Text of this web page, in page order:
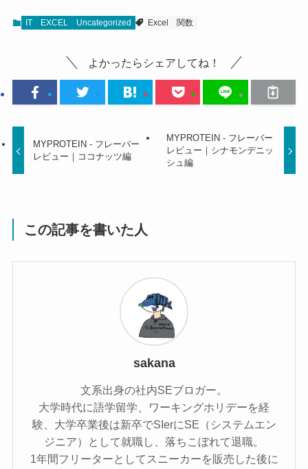
IT EXCEL Uncategorized Excel 関数
よかったらシェアしてね！
MYPROTEIN - フレーバー
レビュー｜ココナッツ編
MYPROTEIN - フレーバー
レビュー｜シナモンデニッ
シュ編
この記事を書いた人
sakana
文系出身の社内SEブロガー。
大学時代に語学留学、ワーキングホリデーを経
験、大学卒業後は新卒でSIerにSE（システムエン
ジニア）として就職し、落ちこぼれて退職。
1年間フリーターとしてスニーカーを販売した後に